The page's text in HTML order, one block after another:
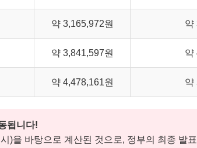
약 3,165,972원 약
약 3,841,597원 약
약 4,478,161원 약
됩니다!
)을 바탕으로 계산된 것으로, 정부의 최종 발